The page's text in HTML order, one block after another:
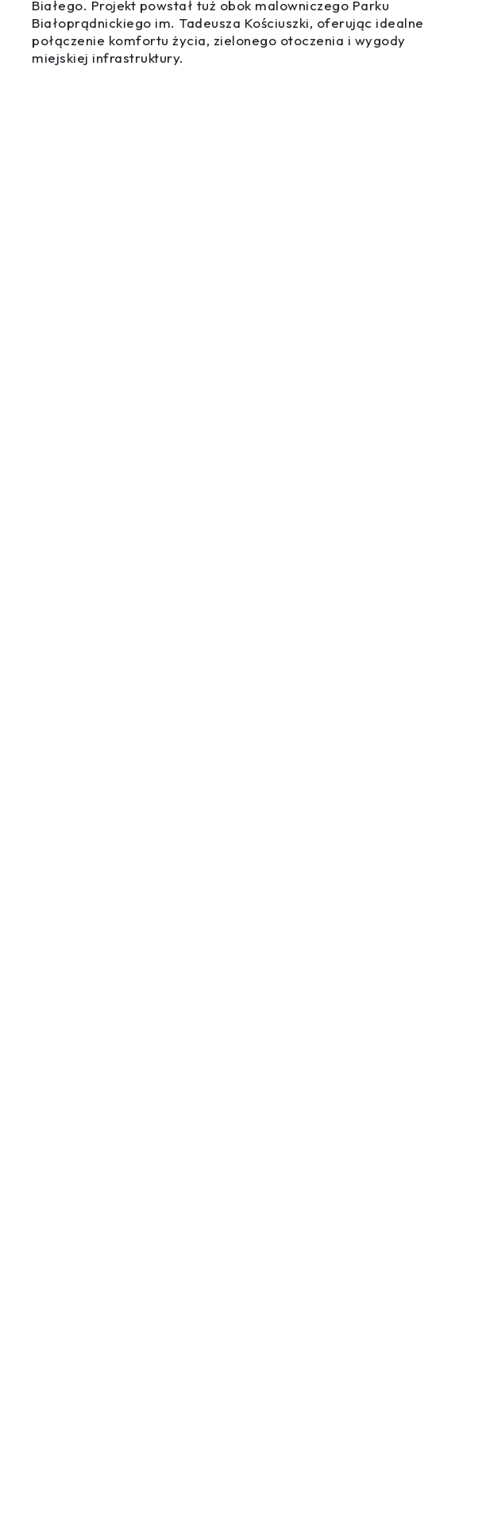
Białego. Projekt powstał tuż obok malowniczego Parku
Białoprądnickiego im. Tadeusza Kościuszki, oferując idealne
połączenie komfortu życia, zielonego otoczenia i wygody
miejskiej infrastruktury.